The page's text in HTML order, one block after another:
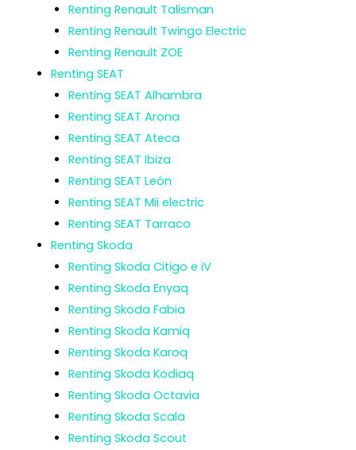
Renting Renault Talisman
Renting Renault Twingo Electric
Renting Renault ZOE
Renting SEAT
Renting SEAT Alhambra
Renting SEAT Arona
Renting SEAT Ateca
Renting SEAT Ibiza
Renting SEAT León
Renting SEAT Mii electric
Renting SEAT Tarraco
Renting Skoda
Renting Skoda Citigo e iV
Renting Skoda Enyaq
Renting Skoda Fabia
Renting Skoda Kamiq
Renting Skoda Karoq
Renting Skoda Kodiaq
Renting Skoda Octavia
Renting Skoda Scala
Renting Skoda Scout